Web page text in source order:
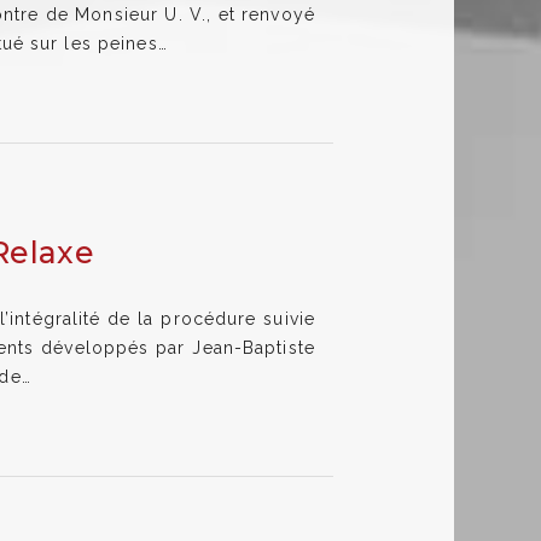
de Monsieur U. V., et renvoyé
sur les peines…
de la procédure suivie
développés par Jean-Baptiste